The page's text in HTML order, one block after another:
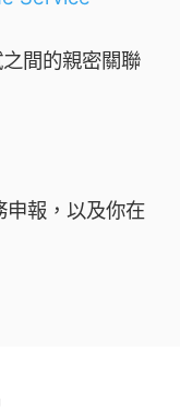
間的親密關聯
申報，以及你在